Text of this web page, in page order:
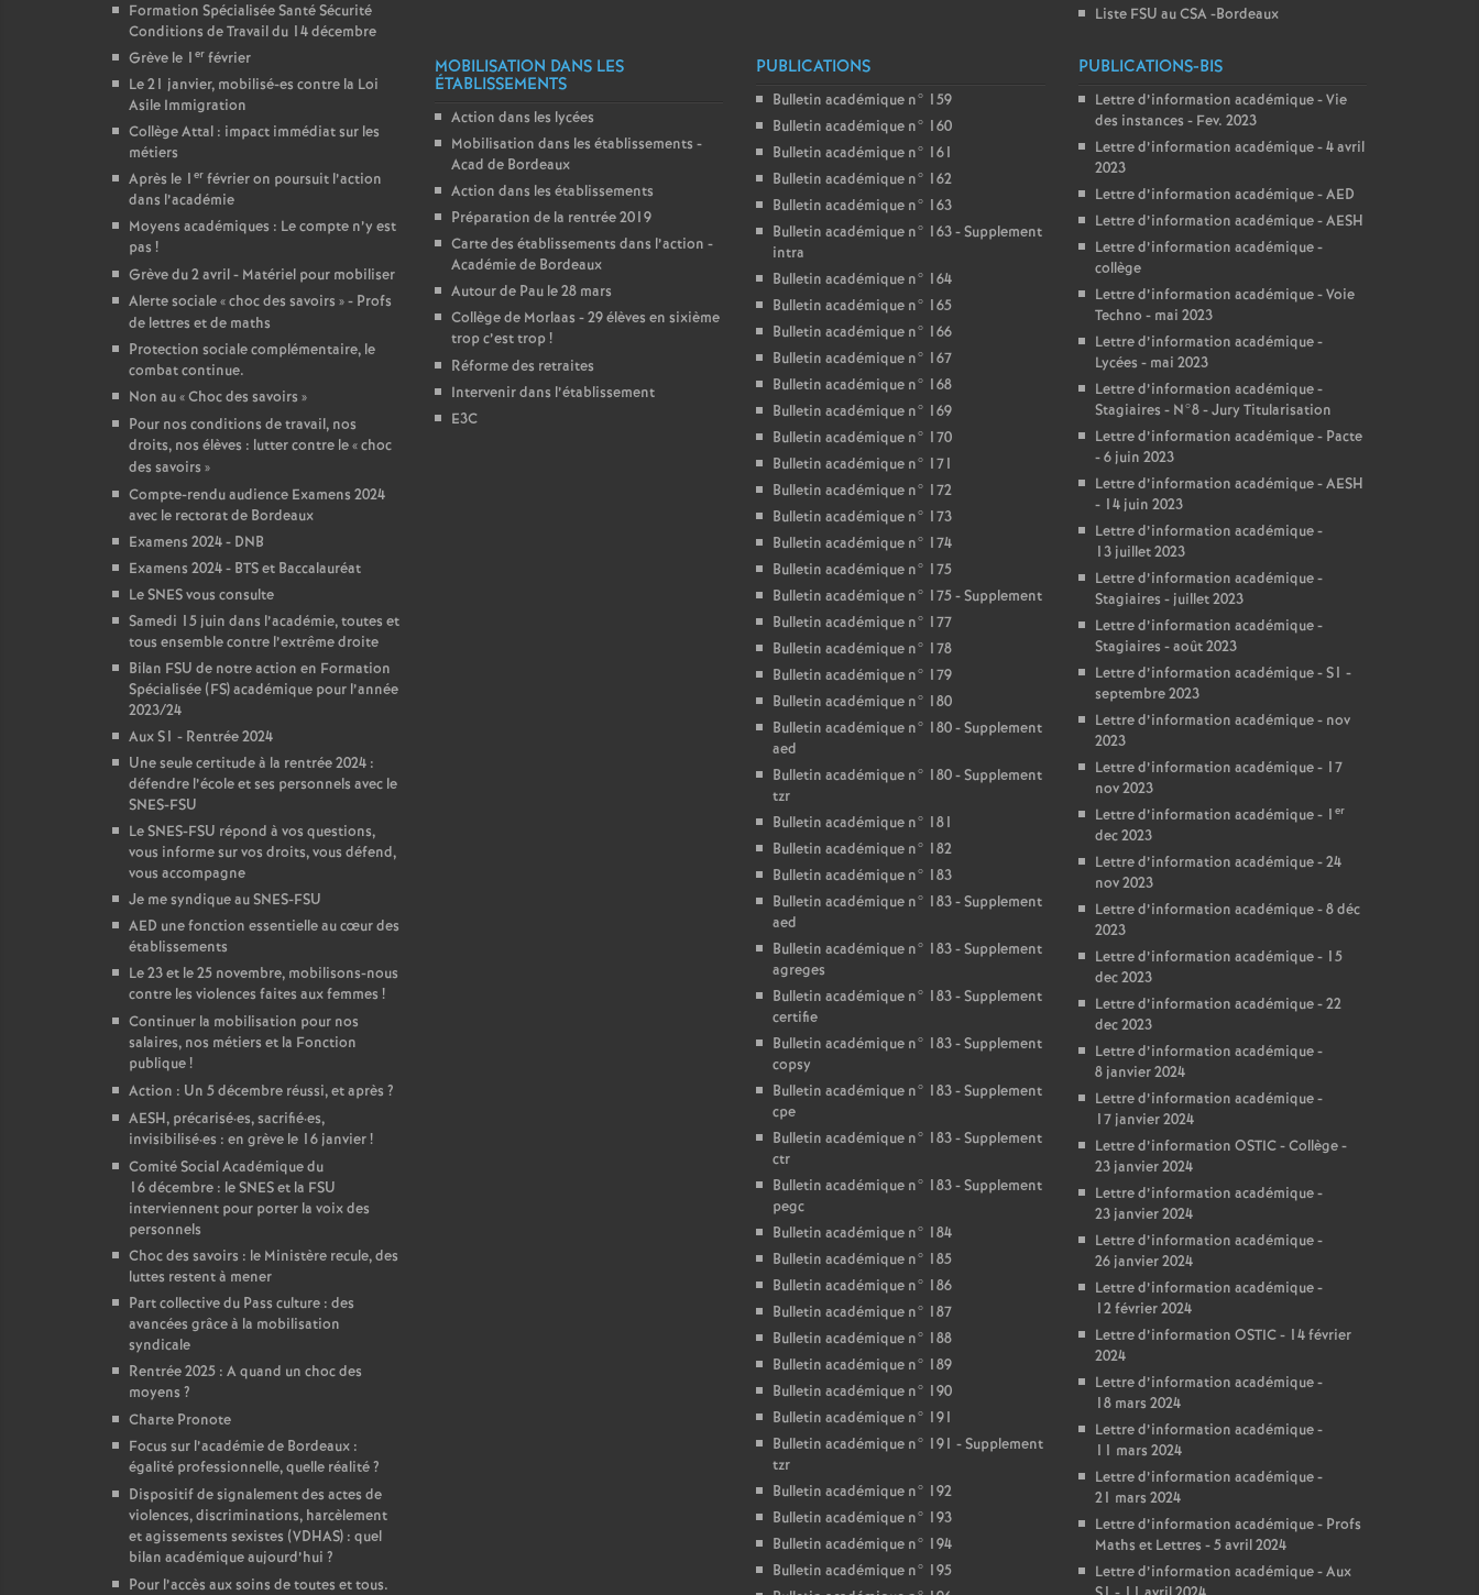
g
r
é
O
r
l
é
Formation Spécialisée Santé Sécurité
Conditions de Travail du 14 décembre
Grève le 1 er février
Le 21 janvier, mobilisé-es contre la Loi
Asile Immigration
Collège Attal : impact immédiat sur les
métiers
Après le 1 er février on poursuit l’action
dans l’académie
Moyens académiques : Le compte n’y est
pas !
Grève du 2 avril - Matériel pour mobiliser
Alerte sociale «choc des savoirs » - Profs
de lettres et de maths
Protection sociale complémentaire, le
combat continue.
Non au «Choc des savoirs »
Pour nos conditions de travail, nos
droits, nos élèves : lutter contre le «choc
des savoirs »
Compte-rendu audience Examens 2024
avec le rectorat de Bordeaux
Examens 2024 - DNB
Examens 2024 - BTS et Baccalauréat
Le SNES vous consulte
Samedi 15 juin dans l’académie, toutes et
tous ensemble contre l’extrême droite
Bilan FSU de notre action en Formation
Spécialisée (FS) académique pour l’année
2023/24
Aux S1 - Rentrée 2024
Une seule certitude à la rentrée 2024 :
défendre l’école et ses personnels avec le
SNES-FSU
Le SNES-FSU répond à vos questions,
vous informe sur vos droits, vous défend,
vous accompagne
Je me syndique au SNES-FSU
AED une fonction essentielle au cœur des
établissements
Le 23 et le 25 novembre, mobilisons-nous
contre les violences faites aux femmes !
Continuer la mobilisation pour nos
salaires, nos métiers et la Fonction
publique!
Action : Un 5 décembre réussi, et après ?
AESH, précarisé·es, sacrifié·es,
invisibilisé·es : en grève le 16 janvier!
Comité Social Académique du
16 décembre : le SNES et la FSU
interviennent pour porter la voix des
personnels
Choc des savoirs : le Ministère recule, des
luttes restent à mener
Part collective du Pass culture : des
avancées grâce à la mobilisation
syndicale
Rentrée 2025 : A quand un choc des
moyens ?
Charte Pronote
Focus sur l’académie de Bordeaux :
égalité professionnelle, quelle réalité?
Dispositif de signalement des actes de
violences, discriminations, harcèlement
et agissements sexistes (VDHAS) : quel
bilan académique aujourd’hui ?
Pour l’accès aux soins de toutes et tous.
Liste FSU au CSA -Bordeaux
MOBILISATION DANS LES
ÉTABLISSEMENTS
Action dans les lycées
Mobilisation dans les établissements -
Acad de Bordeaux
Action dans les établissements
Préparation de la rentrée 2019
Carte des établissements dans l’action -
Académie de Bordeaux
Autour de Pau le 28 mars
Collège de Morlaas - 29 élèves en sixième
trop c’est trop!
Réforme des retraites
Intervenir dans l’établissement
E3C
PUBLICATIONS
Bulletin académique n° 159
Bulletin académique n° 160
Bulletin académique n° 161
Bulletin académique n° 162
Bulletin académique n° 163
Bulletin académique n° 163 - Supplement
intra
Bulletin académique n° 164
Bulletin académique n° 165
Bulletin académique n° 166
Bulletin académique n° 167
Bulletin académique n° 168
Bulletin académique n° 169
Bulletin académique n° 170
Bulletin académique n° 171
Bulletin académique n° 172
Bulletin académique n° 173
Bulletin académique n° 174
Bulletin académique n° 175
Bulletin académique n° 175 - Supplement
Bulletin académique n° 177
Bulletin académique n° 178
Bulletin académique n° 179
Bulletin académique n° 180
Bulletin académique n° 180 - Supplement
aed
Bulletin académique n° 180 - Supplement
tzr
Bulletin académique n° 181
Bulletin académique n° 182
Bulletin académique n° 183
Bulletin académique n° 183 - Supplement
aed
Bulletin académique n° 183 - Supplement
agreges
Bulletin académique n° 183 - Supplement
certifie
Bulletin académique n° 183 - Supplement
copsy
Bulletin académique n° 183 - Supplement
cpe
Bulletin académique n° 183 - Supplement
ctr
Bulletin académique n° 183 - Supplement
pegc
Bulletin académique n° 184
Bulletin académique n° 185
Bulletin académique n° 186
Bulletin académique n° 187
Bulletin académique n° 188
Bulletin académique n° 189
Bulletin académique n° 190
Bulletin académique n° 191
Bulletin académique n° 191 - Supplement
tzr
Bulletin académique n° 192
Bulletin académique n° 193
Bulletin académique n° 194
Bulletin académique n° 195
PUBLICATIONS-BIS
Lettre d’information académique - Vie
des instances - Fev. 2023
Lettre d’information académique - 4 avril
2023
Lettre d’information académique - AED
Lettre d’information académique - AESH
Lettre d’information académique -
collège
Lettre d’information académique - Voie
Techno - mai 2023
Lettre d’information académique -
Lycées - mai 2023
Lettre d’information académique -
Stagiaires - N°8 - Jury Titularisation
Lettre d’information académique - Pacte
- 6 juin 2023
Lettre d’information académique - AESH
- 14 juin 2023
Lettre d’information académique -
13 juillet 2023
Lettre d’information académique -
Stagiaires - juillet 2023
Lettre d’information académique -
Stagiaires - août 2023
Lettre d’information académique - S1 -
septembre 2023
Lettre d’information académique - nov
2023
Lettre d’information académique - 17
nov 2023
Lettre d’information académique - 1 er
dec 2023
Lettre d’information académique - 24
nov 2023
Lettre d’information académique - 8 déc
2023
Lettre d’information académique - 15
dec 2023
Lettre d’information académique - 22
dec 2023
Lettre d’information académique -
8 janvier 2024
Lettre d’information académique -
17 janvier 2024
Lettre d’information OSTIC - Collège -
23 janvier 2024
Lettre d’information académique -
23 janvier 2024
Lettre d’information académique -
26 janvier 2024
Lettre d’information académique -
12 février 2024
Lettre d’information OSTIC - 14 février
2024
Lettre d’information académique -
18 mars 2024
Lettre d’information académique -
11 mars 2024
Lettre d’information académique -
21 mars 2024
Lettre d’information académique - Profs
Maths et Lettres - 5 avril 2024
Lettre d’information académique - Aux